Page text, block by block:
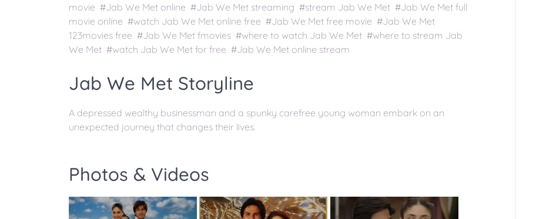
movie #Jab We Met online #Jab We Met streaming #stream Jab We Met #Jab We Met full
movie online #watch Jab We Met online free #Jab We Met free movie #Jab We Met
123movies free #Jab We Met fmovies #where to watch Jab We Met #where to stream Jab
We Met #watch Jab We Met for free #Jab We Met online stream
Jab We Met Storyline
A depressed wealthy businessman and a spunky carefree young woman embark on an
unexpected journey that changes their lives.
Photos & Videos